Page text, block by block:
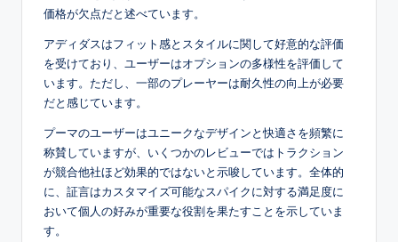
価格が欠点だと述べています。
アディダスはフィット感とスタイルに関して好意的な評価
を受けており、ユーザーはオプションの多様性を評価して
います。ただし、一部のプレーヤーは耐久性の向上が必要
だと感じています。
プーマのユーザーはユニークなデザインと快適さを頻繁に
称賛していますが、いくつかのレビューではトラクション
が競合他社ほど効果的ではないと示唆しています。全体的
に、証言はカスタマイズ可能なスパイクに対する満足度に
おいて個人の好みが重要な役割を果たすことを示していま
す。